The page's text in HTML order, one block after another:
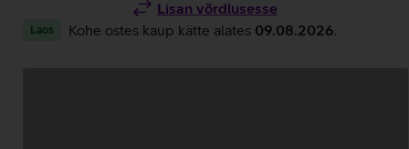
Lisan võrdlusesse
Laos Kohe ostes kaup kätte alates 09.08.2026